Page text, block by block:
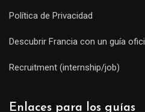
Política de Privacidad
Descubrir Francia con un guía
Recruitment (internship/job)
Enlaces para los guías